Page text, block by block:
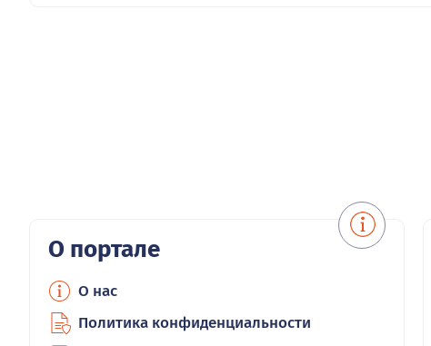
О портале
О нас
Политика конфиденциальности